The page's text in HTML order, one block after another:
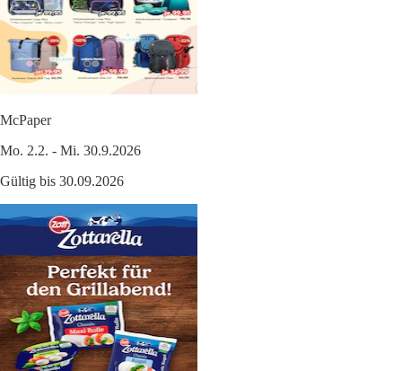
McPaper
Mo. 2.2. - Mi. 30.9.2026
Gültig bis 30.09.2026